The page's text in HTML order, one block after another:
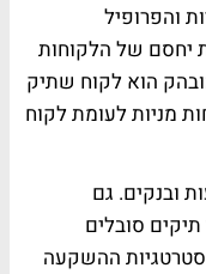
והפרופיל
יחסם של הלקוחות
הוא לקוח שתיק
מניות לעומת לקוח
ובנקים. גם
סובלים
ההשקעה